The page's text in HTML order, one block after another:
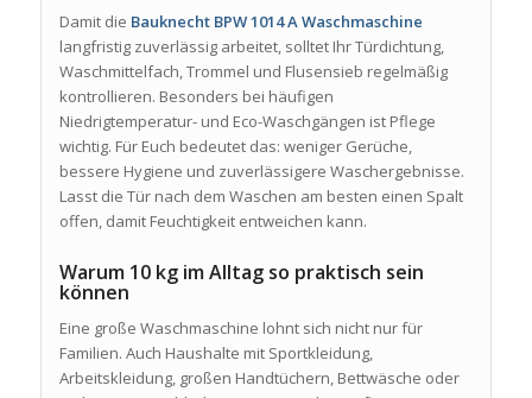
Damit die Bauknecht BPW 1014 A Waschmaschine
langfristig zuverlässig arbeitet, solltet Ihr Türdichtung,
Waschmittelfach, Trommel und Flusensieb regelmäßig
kontrollieren. Besonders bei häufigen
Niedrigtemperatur- und Eco-Waschgängen ist Pflege
wichtig. Für Euch bedeutet das: weniger Gerüche,
bessere Hygiene und zuverlässigere Waschergebnisse.
Lasst die Tür nach dem Waschen am besten einen Spalt
offen, damit Feuchtigkeit entweichen kann.
Warum 10 kg im Alltag so praktisch sein
können
Eine große Waschmaschine lohnt sich nicht nur für
Familien. Auch Haushalte mit Sportkleidung,
Arbeitskleidung, großen Handtüchern, Bettwäsche oder